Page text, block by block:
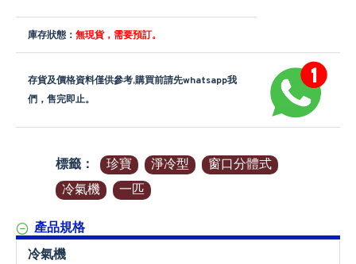
庫存狀態： 無現貨，需要預訂。
存貨及價格資料僅供參考,購買前請先whatsapp我
們，售完即止。
標籤： 珍寶 淨冷型
窗口分體式
冷氣機
一匹
產品規格
冷氣機